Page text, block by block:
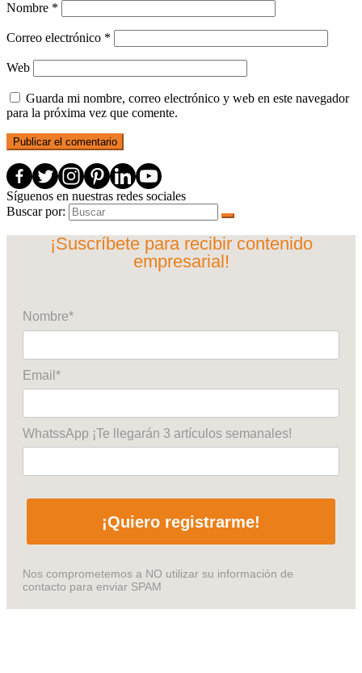
Nombre *
Correo electrónico *
Web
Guarda mi nombre, correo electrónico y web en este navegador
para la próxima vez que comente.
Síguenos en nuestras redes sociales
Buscar por:
¡Suscríbete para recibir contenido
empresarial!
Nombre*
Email*
WhatssApp ¡Te llegarán 3 artículos semanales!
¡Quiero registrarme!
Nos comprometemos a NO utilizar su información de
contacto para enviar SPAM